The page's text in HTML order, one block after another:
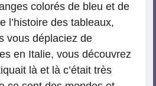
colorés de bleu et de
l’histoire des tableaux,
vous déplaciez de
en Italie, vous découvrez
là et là c’était très